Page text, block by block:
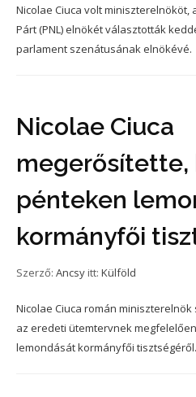
Nicolae Ciuca volt miniszterelnököt,
Párt (PNL) elnökét választották
parlament szenátusának elnökévé.
Nicolae Ciuca
megerősítette,
pénteken
kormányfői
Szerző: Ancsy itt: Külföld
Nicolae Ciuca román
az eredeti ütemtervnek
lemondását kormányfői tisztségéről.